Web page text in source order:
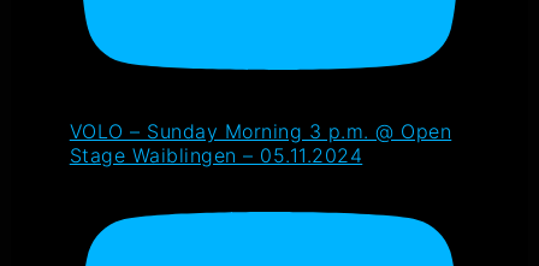
VOLO – Sunday Morning 3 p.m. @ Open
Stage Waiblingen – 05.11.2024